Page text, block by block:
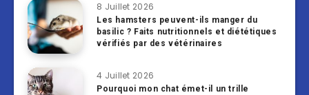
8 Juillet 2026
Les hamsters peuvent-ils manger du
basilic ? Faits nutritionnels et diététiques
vérifiés par des vétérinaires
4 Juillet 2026
Pourquoi mon chat émet-il un trille